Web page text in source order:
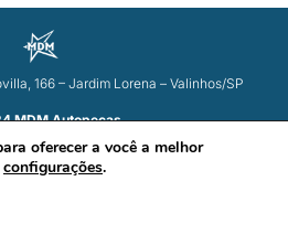
166 – Jardim Lorena – Valinhos/SP
MDM Autopeças
oferecer a você a melhor
configurações.